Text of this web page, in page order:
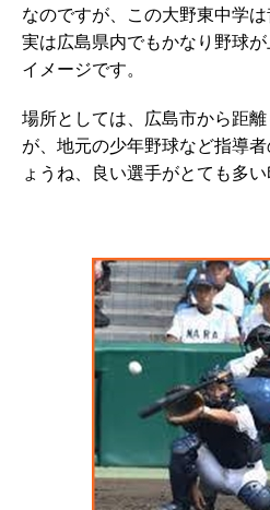
なのですが、この大野東中学は
実は広島県内でもかなり野球
イメージです。
場所としては、広島市から距
が、地元の少年野球など指導
ょうね、良い選手がとても多い